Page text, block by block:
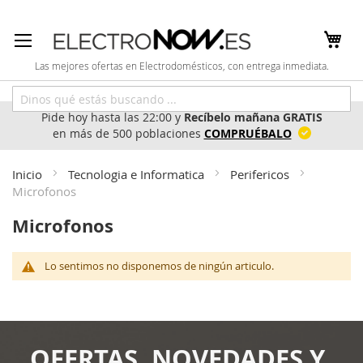
al
contenido
Las mejores ofertas en Electrodomésticos, con entrega inmediata.
Pide hoy hasta las 22:00 yRecíbelo mañana GRATIS
en más de 500 poblaciones COMPRUÉBALO
Inicio Tecnologia e Informatica
Perifericos
Microfonos
Microfonos
Lo sentimos no disponemos de ningún articulo.